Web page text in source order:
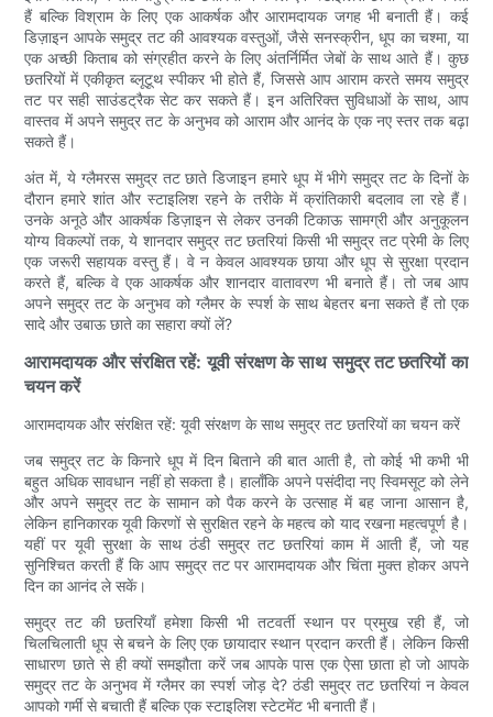
हैं बल्कि विश्राम के लिए एक आकर्षक और आरामदायक जगह भी बनाती हैं। कई
डिज़ाइन आपके समुद्र तट की आवश्यक वस्तुओं, जैसे सनस्क्रीन, धूप का चश्मा, या
एक अच्छी किताब को संग्रहीत करने के लिए अंतर्निर्मित जेबों के साथ आते हैं। कुछ
छतरियों में एकीकृत ब्लूटूथ स्पीकर भी होते हैं, जिससे आप आराम करते समय समुद्र
तट पर सही साउंडट्रैक सेट कर सकते हैं। इन अतिरिक्त सुविधाओं के साथ, आप
वास्तव में अपने समुद्र तट के अनुभव को आराम और आनंद के एक नए स्तर तक बढ़ा
सकते हैं।
अंत में, ये ग्लैमरस समुद्र तट छाते डिजाइन हमारे धूप में भीगे समुद्र तट के दिनों के
दौरान हमारे शांत और स्टाइलिश रहने के तरीके में क्रांतिकारी बदलाव ला रहे हैं।
उनके अनूठे और आकर्षक डिज़ाइन से लेकर उनकी टिकाऊ सामग्री और अनुकूलन
योग्य विकल्पों तक, ये शानदार समुद्र तट छतरियां किसी भी समुद्र तट प्रेमी के लिए
एक जरूरी सहायक वस्तु हैं। वे न केवल आवश्यक छाया और धूप से सुरक्षा प्रदान
करते हैं, बल्कि वे एक आकर्षक और शानदार वातावरण भी बनाते हैं। तो जब आप
अपने समुद्र तट के अनुभव को ग्लैमर के स्पर्श के साथ बेहतर बना सकते हैं तो एक
सादे और उबाऊ छाते का सहारा क्यों लें?
आरामदायक और संरक्षित रहें: यूवी संरक्षण के साथ समुद्र तट छतरियों का
चयन करें
आरामदायक और संरक्षित रहें: यूवी संरक्षण के साथ समुद्र तट छतरियों का चयन करें
जब समुद्र तट के किनारे धूप में दिन बिताने की बात आती है, तो कोई भी कभी भी
बहुत अधिक सावधान नहीं हो सकता है। हालाँकि अपने पसंदीदा नए स्विमसूट को लेने
और अपने समुद्र तट के सामान को पैक करने के उत्साह में बह जाना आसान है,
लेकिन हानिकारक यूवी किरणों से सुरक्षित रहने के महत्व को याद रखना महत्वपूर्ण है।
यहीं पर यूवी सुरक्षा के साथ ठंडी समुद्र तट छतरियां काम में आती हैं, जो यह
सुनिश्चित करती हैं कि आप समुद्र तट पर आरामदायक और चिंता मुक्त होकर अपने
दिन का आनंद ले सकें।
समुद्र तट की छतरियाँ हमेशा किसी भी तटवर्ती स्थान पर प्रमुख रही हैं, जो
चिलचिलाती धूप से बचने के लिए एक छायादार स्थान प्रदान करती हैं। लेकिन किसी
साधारण छाते से ही क्यों समझौता करें जब आपके पास एक ऐसा छाता हो जो आपके
समुद्र तट के अनुभव में ग्लैमर का स्पर्श जोड़ दे? ठंडी समुद्र तट छतरियां न केवल
आपको गर्मी से बचाती हैं बल्कि एक स्टाइलिश स्टेटमेंट भी बनाती हैं।